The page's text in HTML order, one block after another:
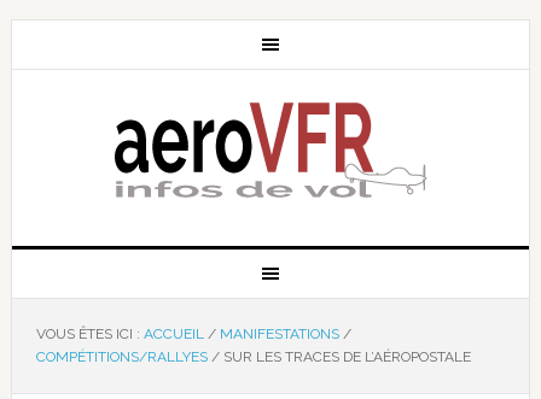
VOUS ÊTES ICI : ACCUEIL / MANIFESTATIONS /
COMPÉTITIONS/RALLYES /SUR LES TRACES DE L’AÉROPOSTALE